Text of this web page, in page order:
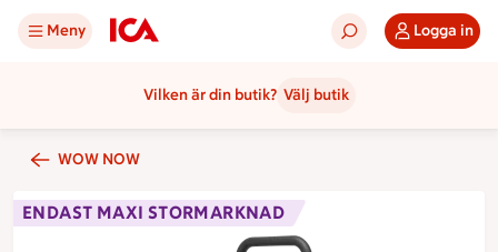
Meny Logga in
Vilken är din butik? Välj butik
WOW NOW
ENDAST MAXI STORMARKNAD